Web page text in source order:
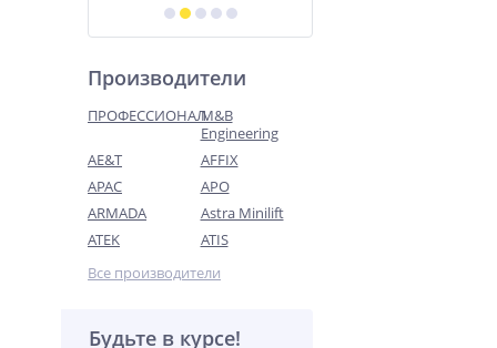
Производители
ПРОФЕССИОНАЛM&B
Engineering
AE&T
AFFIX
APAC
APO
ARMADA
Astra Minilift
ATEK
ATIS
Все производители
Будьте в курсе!